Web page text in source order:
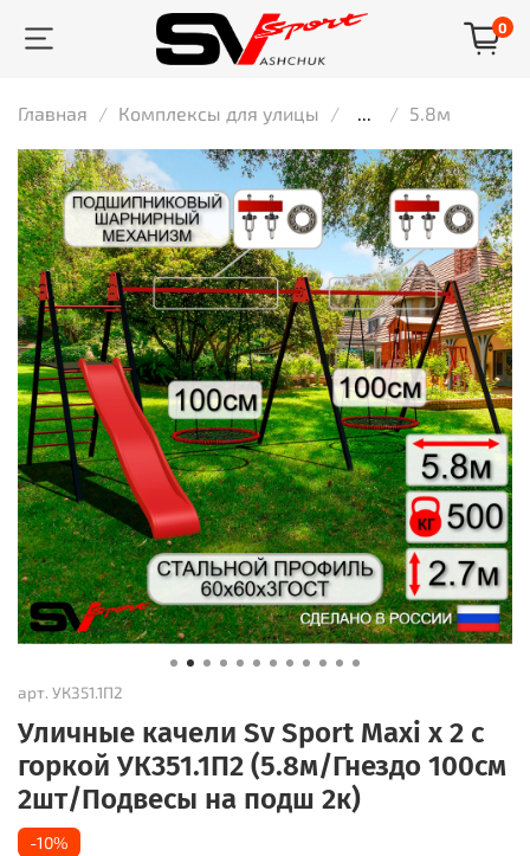
0
Главная Комплексы для улицы ... 5.8м
арт. УК351.1П2
Уличные качели Sv Sport Maxi х 2 с
горкой УК351.1П2 (5.8м/Гнездо 100см
2шт/Подвесы на подш 2к)
-10%